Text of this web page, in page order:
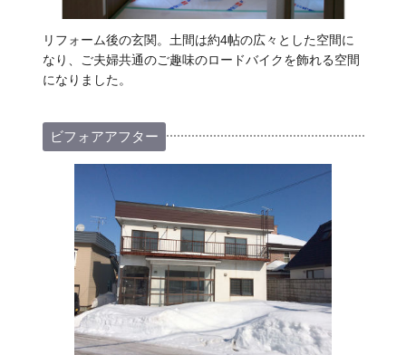
リフォーム後の玄関。土間は約4帖の広々とした空間に
なり、ご夫婦共通のご趣味のロードバイクを飾れる空間
になりました。
ビフォアアフター